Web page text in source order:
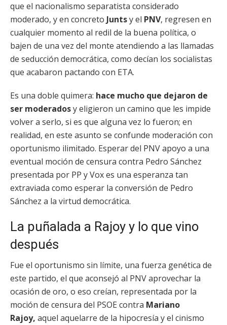
que el nacionalismo separatista considerado
moderado, y en concreto Juntsy el PNV, regresen en
cualquier momento al redil de la buena política, o
bajen de una vez del monte atendiendo a las llamadas
de seducción democrática, como decían los socialistas
que acabaron pactando con ETA.
Es una doble quimera: hace mucho que dejaron de
ser moderadosy eligieron un camino que les impide
volver a serlo, si es que alguna vez lo fueron; en
realidad, en este asunto se confunde moderación con
oportunismo ilimitado. Esperar del PNV apoyo a una
eventual moción de censura contra Pedro Sánchez
presentada por PP y Vox es una esperanza tan
extraviada como esperar la conversión de Pedro
Sánchez a la virtud democrática.
La puñalada a Rajoy y lo que vino
después
Fue el oportunismo sin límite, una fuerza genética de
este partido, el que aconsejó al PNV aprovechar la
ocasión de oro, o eso creían, representada por la
moción de censura del PSOE contra Mariano
Rajoy, aquel aquelarre de la hipocresía y el cinismo